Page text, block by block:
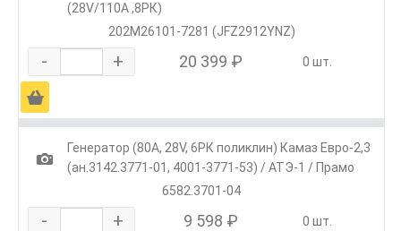
(28V/110А ,8РК)
202М26101-7281 (JFZ2912YNZ)
- + 20 399 ₽ 0 шт.
Ä
1
Генератор (80А, 28V, 6РК поликлин) Камаз Евро-2,3
(ан.3142.3771-01, 4001-3771-53) / АТЭ-1 / Прамо
6582.3701-04
- + 9 598 ₽ 0 шт.